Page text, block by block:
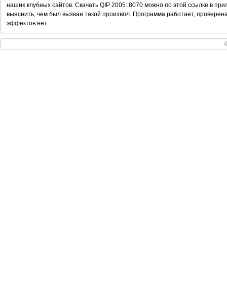
наших клубных сайтов. Скачать QIP 2005: 8070 можно по этой ссылке в
выяснить, чем был вызван такой произвол. Программа работает,
эффектов нет.